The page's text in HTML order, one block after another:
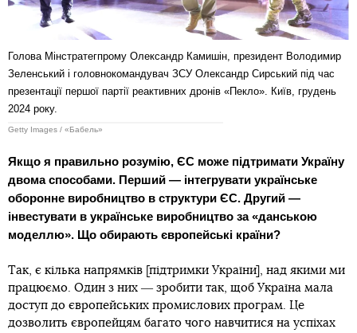
Голова Мінстратегпрому Олександр Камишін, президент Володимир
Зеленський і головнокомандувач ЗСУ Олександр Сирський під час
презентації першої партії реактивних дронів «Пекло». Київ, грудень
2024 року.
Getty Images / «Бабель»
Якщо я правильно розумію, ЄС може підтримати Україну
двома способами. Перший — інтегрувати українське
оборонне виробництво в структури ЄС. Другий —
інвестувати в українське виробництво за «данською
моделлю». Що обирають європейські країни?
Так, є кілька напрямків [підтримки України], над якими ми
працюємо. Один з них ― зробити так, щоб Україна мала
доступ до європейських промислових програм. Це
дозволить європейцям багато чого навчитися на успіхах